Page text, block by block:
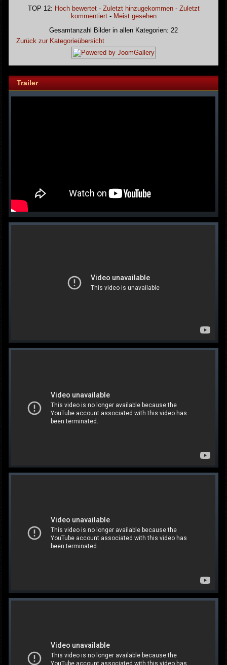
TOP 12: Hoch bewertet- Zuletzt hinzugekommen- Zuletzt
kommentiert- Meist gesehen
Gesamtanzahl Bilder in allen Kategorien: 22
Zurück zur Kategorieübersicht
Trailer